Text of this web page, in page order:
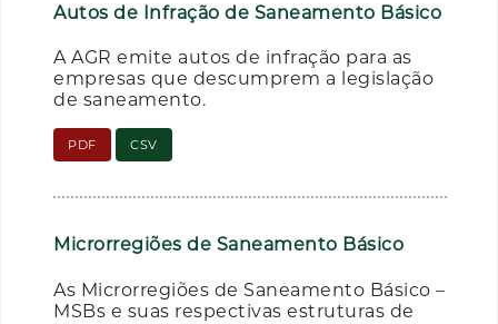
Autos de Infração de Saneamento Básico
A AGR emite autos de infração para as
empresas que descumprem a legislação
de saneamento.
PDF CSV
Microrregiões de Saneamento Básico
As Microrregiões de Saneamento Básico –
MSBs e suas respectivas estruturas de